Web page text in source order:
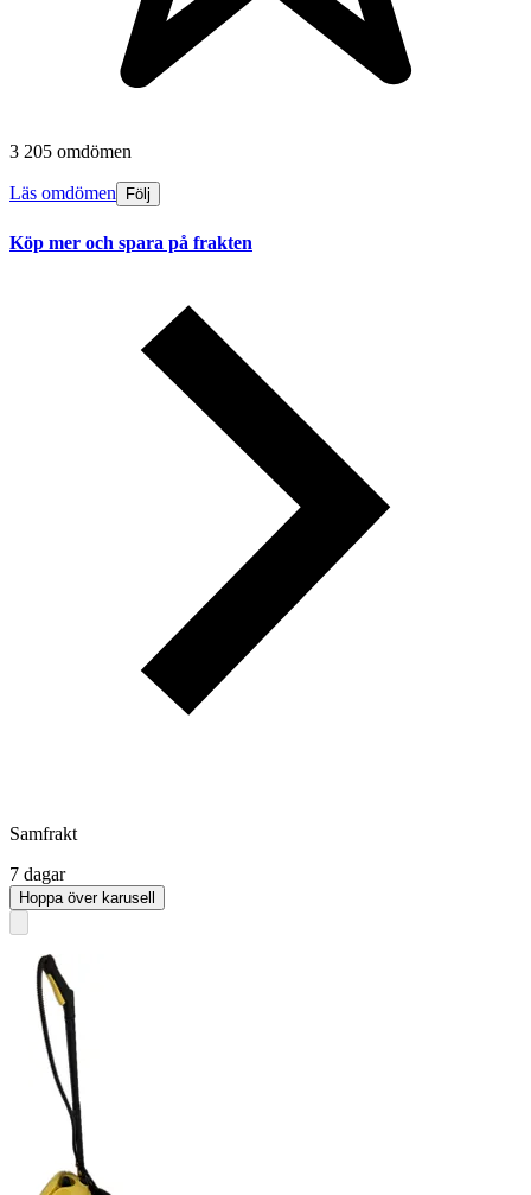
3 205 omdömen
Läs omdömen Följ
Köp mer och spara på frakten
Samfrakt
7 dagar
Hoppa över karusell